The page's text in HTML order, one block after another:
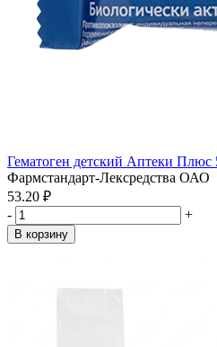
Гематоген детский Аптеки Плюс
Фармстандарт-Лексредства ОАО
53.20 ₽
-
+
В корзину